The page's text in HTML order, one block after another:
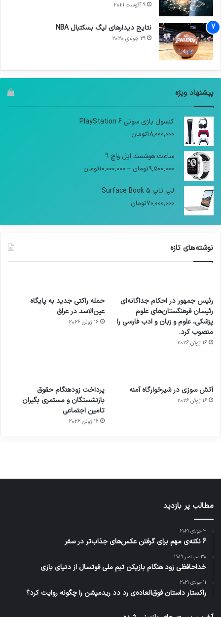
9 آگوست 2021
نتایج دیدار‌های لیگ بسکتبال NBA
29 جولای 2020
پیشنهاد ویژه
کنسول بازی سونی PlayStation 6
18,000,000تومان
ساعت هوشمند اپل واچ 9
9,500,000تومان –
10,000,000تومان
لپ تاپ Surface Book 5
70,000,000تومان
نوشته‌های تازه
رئیس جمهور در احکام جداگانه‌ای
رئیسان فرهنگستان‌های علوم
پزشکی، علوم و زبان و ادب فارسی را
منصوب کرد.
16 ژوئن 2026
حمله راکتی جدید به پایگاه
عین‌الاسد در عراق
16 ژوئن 2026
آتش سوزی در شیرخوارگاه آمنه
16 ژوئن 2026
پرداخت زودهنگام حقوق
بازنشستگان و مستمری بگیران
تامین اجتماعی
16 ژوئن 2026
برای
کشف
توسط
مجازی
…
ساعت
هوشمند
با طعم
توسط
ژاکت
در
های
2023
توسط
مطالب پر بازدید
3 جولای 2021
6 نکته‌ی مهم برای گرفتن عکس‌های جذاب‌تر در سفر
30 سپتامبر 2021
خداحافظی زود هنگام بازیکن تیم ملی فوتسال از دنیای بازی
11 جولای 2021
راکستار داستان فوق‌العاده‌ی رد دد ریدمپشن را چگونه روایت کرد؟